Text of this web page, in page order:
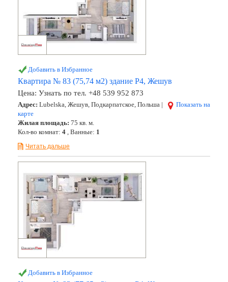
Добавить в Избранное
Квартира № 83 (75,74 м2) здание Р4, Жешув
Цена: Узнать по тел. +48 539 952 873
Адрес: Lubelska, Жешув, Подкарпатское, Польша |
Показать на
карте
Жилая площадь: 75 кв. м.
Кол-во комнат: 4 , Ванные: 1
Читать дальше
Добавить в Избранное